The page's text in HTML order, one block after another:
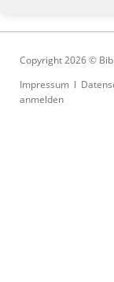
Copyright 2026 ©
Navigation
überspringen
Impressum
anmelden